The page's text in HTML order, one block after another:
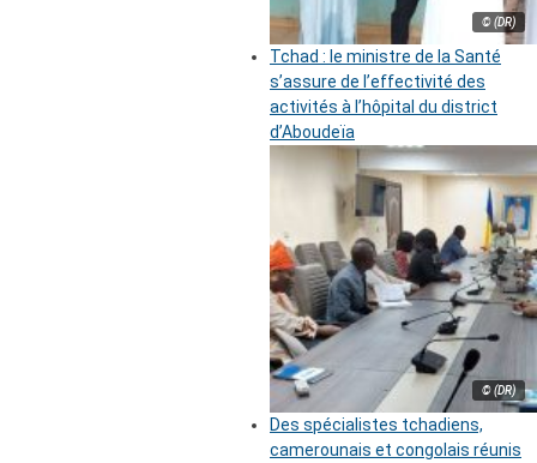
© (DR)
Tchad : le ministre de la Santé
s’assure de l’effectivité des
activités à l’hôpital du district
d’Aboudeïa
© (DR)
Des spécialistes tchadiens,
camerounais et congolais réunis